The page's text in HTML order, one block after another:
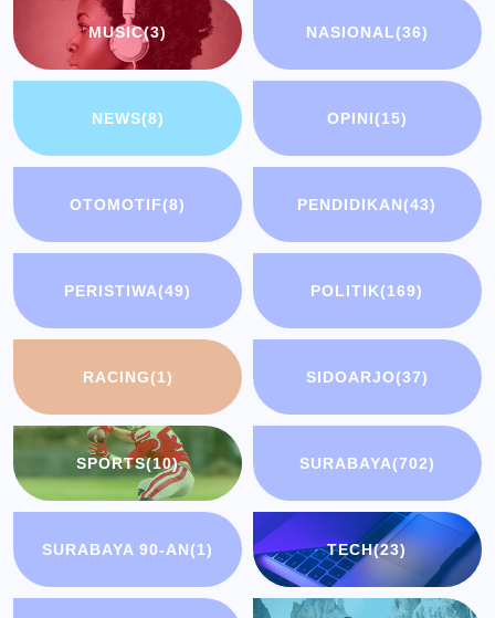
MUSIC(3) NASIONAL(36)
NEWS(8) OPINI(15)
OTOMOTIF(8) PENDIDIKAN(43)
PERISTIWA(49) POLITIK(169)
RACING(1) SIDOARJO(37)
SPORTS(10) SURABAYA(702)
SURABAYA 90-AN(1) TECH(23)